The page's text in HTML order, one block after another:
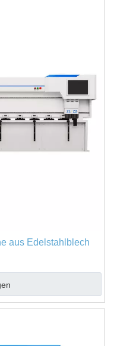
aus Edelstahlblech